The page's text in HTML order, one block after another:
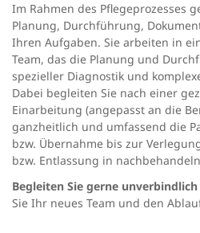
Im Rahmen des Pflegeprozesses
Planung, Durchführung,
Ihren Aufgaben. Sie arbeiten in
Team, das die Planung und
spezieller Diagnostik und
Dabei begleiten Sie nach einer
Einarbeitung (angepasst an die
ganzheitlich und umfassend die
bzw. Übernahme bis zur
bzw. Entlassung in
Begleiten Sie gerne
Sie Ihr neues Team und den